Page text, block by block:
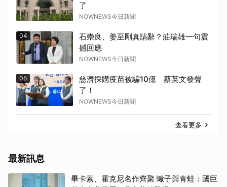
了
NOWNEWS今日新聞
04
石崇良、姜至剛真請辭？莊瑞雄一句震
撼回應
NOWNEWS今日新聞
05
慈濟採購疫苗被騙10億 蔡英文發聲
了！
NOWNEWS今日新聞
查看更多
最新訊息
畢卡索、霍克尼名作齊聚 蠍子與青蛙：國巨